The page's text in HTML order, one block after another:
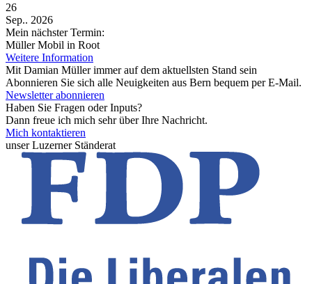
26
Sep.. 2026
Mein nächster Termin:
Müller Mobil in Root
Weitere Information
Mit Damian Müller immer auf dem aktuellsten Stand sein
Abonnieren Sie sich alle Neuigkeiten aus Bern bequem per E-Mail.
Newsletter abonnieren
Haben Sie Fragen oder Inputs?
Dann freue ich mich sehr über Ihre Nachricht.
Mich kontaktieren
unser Luzerner Ständerat